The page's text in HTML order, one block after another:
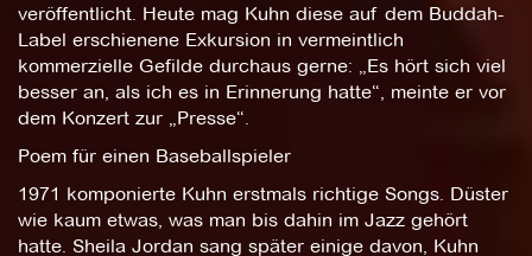
veröffentlicht. Heute mag Kuhn diese auf dem Buddah-
Label erschienene Exkursion in vermeintlich
kommerzielle Gefilde durchaus gerne: „Es hört sich viel
besser an, als ich es in Erinnerung hatte“, meinte er vor
dem Konzert zur „Presse“.
Poem für einen Baseballspieler
1971 komponierte Kuhn erstmals richtige Songs. Düster
wie kaum etwas, was man bis dahin im Jazz gehört
hatte. Sheila Jordan sang später einige davon, Kuhn